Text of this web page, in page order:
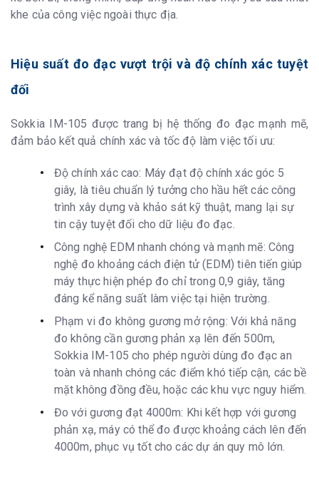
khe của công việc ngoài thực địa.
Hiệu suất đo đạc vượt trội và độ chính xác tuyệt
đối
Sokkia IM-105 được trang bị hệ thống đo đạc mạnh mẽ,
đảm bảo kết quả chính xác và tốc độ làm việc tối ưu:
Độ chính xác cao: Máy đạt độ chính xác góc 5
giây, là tiêu chuẩn lý tưởng cho hầu hết các công
trình xây dựng và khảo sát kỹ thuật, mang lại sự
tin cậy tuyệt đối cho dữ liệu đo đạc.
Công nghệ EDM nhanh chóng và mạnh mẽ: Công
nghệ đo khoảng cách điện tử (EDM) tiên tiến giúp
máy thực hiện phép đo chỉ trong 0,9 giây, tăng
đáng kể năng suất làm việc tại hiện trường.
Phạm vi đo không gương mở rộng: Với khả năng
đo không cần gương phản xạ lên đến 500m,
Sokkia IM-105 cho phép người dùng đo đạc an
toàn và nhanh chóng các điểm khó tiếp cận, các bề
mặt không đồng đều, hoặc các khu vực nguy hiểm.
Đo với gương đạt 4000m: Khi kết hợp với gương
phản xạ, máy có thể đo được khoảng cách lên đến
4000m, phục vụ tốt cho các dự án quy mô lớn.